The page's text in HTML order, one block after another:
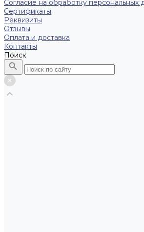
Согласие на обработку персональных
Сертификаты
Реквизиты
Отзывы
Оплата и доставка
Контакты
Поиск